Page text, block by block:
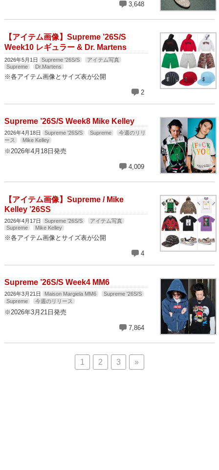
3,648
【アイテム画像】Supreme ’26S/S
Week10 レギュラー & Dr. Martens
2026年5月1日 Supreme '26S/S
アイテム写真
Supreme
Dr.Martens
※各アイテム画像とサイズ表が公開
2
Supreme ’26S/S Week8 Mike Kelley
2026年4月18日 Supreme '26S/S Supreme
今週のリリ
ース
Mike Kelley
※2026年4月18日発売
4,009
【アイテム画像】Supreme / Mike
Kelley ’26SS
2026年4月17日 Supreme '26S/S
アイテム写真
Supreme
Mike Kelley
※各アイテム画像とサイズ表が公開
4
Supreme ’26S/S Week4 MM6
2026年3月21日 Maison Margiela MM6
Supreme '26S/S
Supreme
今週のリリース
※2026年3月21日発売
7,864
1 2 3 »